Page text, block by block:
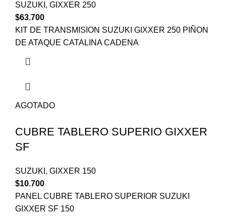
SUZUKI , GIXXER 250
$63.700
KIT DE TRANSMISION SUZUKI GIXXER 250 PIÑON
DE ATAQUE CATALINA CADENA
AGOTADO
CUBRE TABLERO SUPERIO GIXXER
SF
SUZUKI , GIXXER 150
$10.700
PANEL CUBRE TABLERO SUPERIOR SUZUKI
GIXXER SF 150